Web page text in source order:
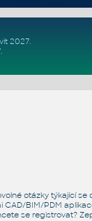
2027.
.
otázky týkající
CAD/BIM/PDM
se registrovat?